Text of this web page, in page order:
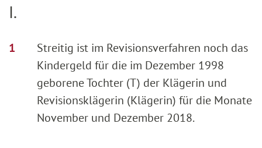
I.
Streitig ist im Revisionsverfahren noch das
Kindergeld für die im Dezember 1998
geborene Tochter (T) der Klägerin und
Revisionsklägerin (Klägerin) für die Monate
November und Dezember 2018.